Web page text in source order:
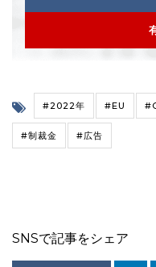
#2022年 #EU
#制裁金 #広告
SNSで記事をシェア